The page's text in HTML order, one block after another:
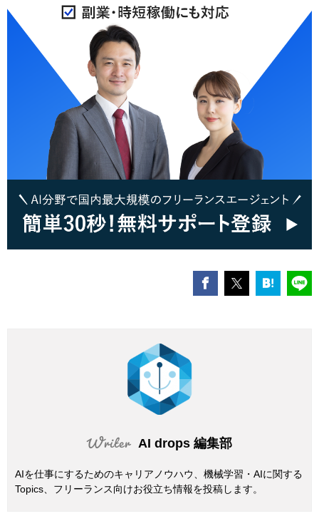
AI drops 編集部
AIを仕事にするためのキャリアノウハウ、機械学習・AIに関する
Topics、フリーランス向けお役立ち情報を投稿します。